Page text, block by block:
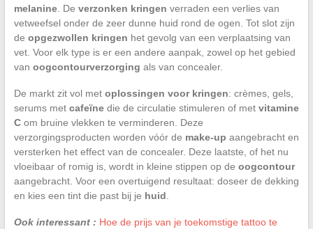
melanine. De verzonken kringen verraden een verlies van
vetweefsel onder de zeer dunne huid rond de ogen. Tot slot zijn
de opgezwollen kringen het gevolg van een verplaatsing van
vet. Voor elk type is er een andere aanpak, zowel op het gebied
van oogcontourverzorging als van concealer.
De markt zit vol met oplossingen voor kringen: crèmes, gels,
serums met cafeïnedie de circulatie stimuleren of met vitamine
Com bruine vlekken te verminderen. Deze
verzorgingsproducten worden vóór de make-up aangebracht en
versterken het effect van de concealer. Deze laatste, of het nu
vloeibaar of romig is, wordt in kleine stippen op de oogcontour
aangebracht. Voor een overtuigend resultaat: doseer de dekking
en kies een tint die past bij je huid
Ook interessant : Hoe de prijs van je toekomstige tattoo te